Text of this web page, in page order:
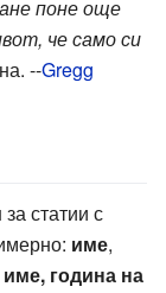
поне още
че само си
--Gregg
статии с
име,
име, година на